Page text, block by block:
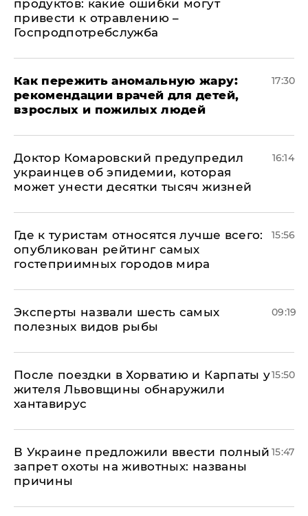
продуктов: какие ошибки могут
привести к отравлению –
Госпродпотребслужба
Как пережить аномальную жару:
рекомендации врачей для детей,
взрослых и пожилых людей
17:30
Доктор Комаровский предупредил
украинцев об эпидемии, которая
может унести десятки тысяч жизней
16:14
Где к туристам относятся лучше всего:
опубликован рейтинг самых
гостеприимных городов мира
15:56
Эксперты назвали шесть самых
полезных видов рыбы
09:19
После поездки в Хорватию и Карпаты у
жителя Львовщины обнаружили
хантавирус
15:50
В Украине предложили ввести полный
запрет охоты на животных: названы
причины
15:47